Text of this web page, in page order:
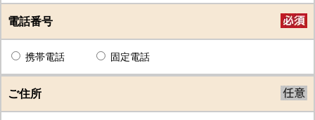
電話番号
携帯電話 固定電話
ご住所